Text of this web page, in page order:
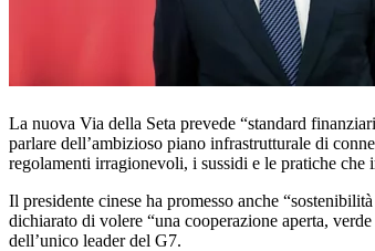
La nuova Via della Seta prevede “standard
parlare dell’ambizioso piano infrastrutturale di
regolamenti irragionevoli, i sussidi e le pratiche che
Il presidente cinese ha promesso anche
dichiarato di volere “una cooperazione aperta,
dell’unico leader del G7.